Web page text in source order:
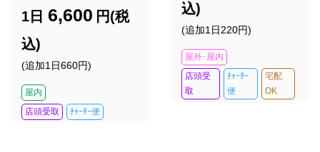
1日 6,600 円(税
込)
(追加1日660円)
屋内
店頭受取
ﾁｬｰﾀｰ便
込)
(追加1日220円)
屋外･屋内
店頭受
取
ﾁｬｰﾀｰ
便
宅配
OK